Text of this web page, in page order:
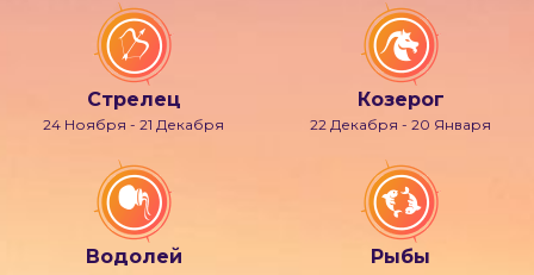
Стрелец
24 Ноября - 21 Декабря
Козерог
22 Декабря - 20 Января
Водолей Рыбы